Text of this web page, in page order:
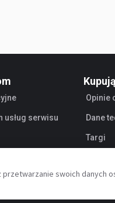
usług serwisu
Opinie
Dane
Targi
swoich danych